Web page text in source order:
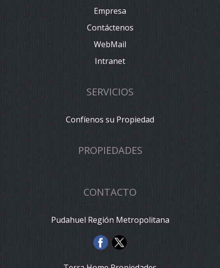
Empresa
Contáctenos
WebMail
Intranet
SERVICIOS
Confíenos su Propiedad
PROPIEDADES
CONTACTO
Pudahuel Región Metropolitana